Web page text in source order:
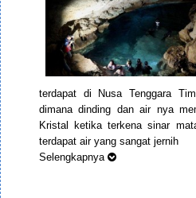
terdapat di Nusa Tenggara
dimana dinding dan air nya
Kristal ketika terkena sinar
terdapat air yang sangat jernih
Selengkapnya